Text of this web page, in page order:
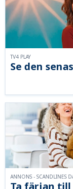
Se den
TV4 PLAY
ANNONS - SCANDLINES